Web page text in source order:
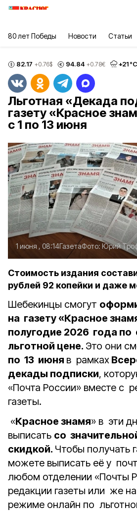
80 лет Победы Новости Статьи
82.17 +0.76$ 94.84 +0.78€ +21°С,
Льготная «Декада
газету «Красное
с 1 по 13 июня
1 июня , 08:14ГазетаФото: Юрий
Стоимость издания
рублей 92 копейки и даже
Шебекинцы смогут
на газету «Красное
полугодие 2026 года по
льготной цене. Это они
по 13 июня в рамках
декады подписки,
«Почта России» вместе с
газеты.
«Красное знамя» в эти
выписать со
скидкой. Чтобы получать
можете выписать её у
любом отделении «Почты
редакции газеты или же
режиме онлайн по